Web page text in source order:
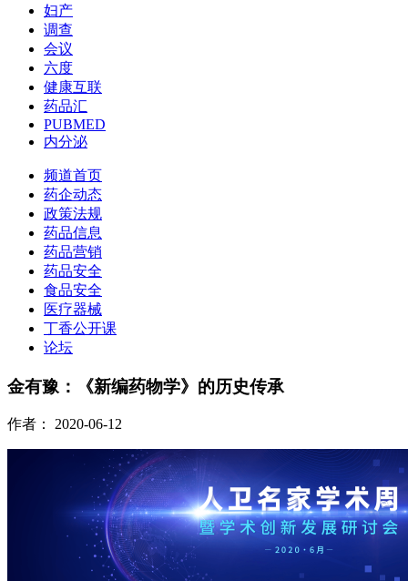
妇产
调查
会议
六度
健康互联
药品汇
PUBMED
内分泌
频道首页
药企动态
政策法规
药品信息
药品营销
药品安全
食品安全
医疗器械
丁香公开课
论坛
金有豫：《新编药物学》的历史传承
作者： 2020-06-12